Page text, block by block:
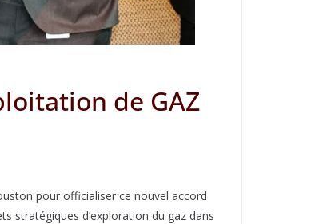
de GAZ
pour officialiser ce nouvel accord
stratégiques d’exploration du gaz dans